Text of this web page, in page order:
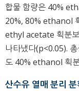
합물 함량은 40%
20%, 80% ethanol
ethyl acetate 획분
나타냈다(p<0.05).
도 40% ethanol 획
산수유 열매 분리